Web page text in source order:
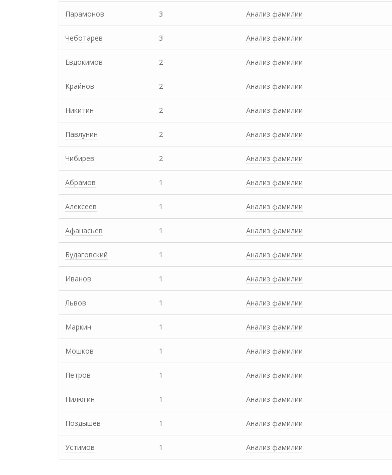
Парамонов 3 Анализ фамилии
Чеботарев 3 Анализ фамилии
Евдокимов 2 Анализ фамилии
Крайнов 2 Анализ фамилии
Никитин 2 Анализ фамилии
Павлунин 2 Анализ фамилии
Чибирев 2 Анализ фамилии
Абрамов 1 Анализ фамилии
Алексеев 1 Анализ фамилии
Афанасьев 1 Анализ фамилии
Будаговский 1 Анализ фамилии
Иванов 1 Анализ фамилии
Львов 1 Анализ фамилии
Маркин 1 Анализ фамилии
Мошков 1 Анализ фамилии
Петров 1 Анализ фамилии
Пилюгин 1 Анализ фамилии
Поздышев 1 Анализ фамилии
Устимов 1 Анализ фамилии